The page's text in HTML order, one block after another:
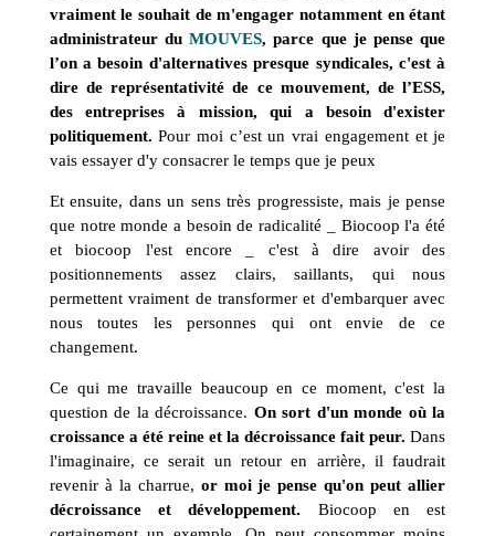
vraiment le souhait de m'engager notamment en étant
administrateur duMOUVES, parce que je pense que
l’on a besoin d'alternatives presque syndicales, c'est à
dire de représentativité de ce mouvement, de l’ESS,
des entreprises à mission, qui a besoin d'exister
politiquement. Pour moi c’est un vrai engagement et je
vais essayer d'y consacrer le temps que je peux
Et ensuite, dans un sens très progressiste, mais je pense
que notre monde a besoin de radicalité _ Biocoop l'a été
et biocoop l'est encore _ c'est à dire avoir des
positionnements assez clairs, saillants, qui nous
permettent vraiment de transformer et d'embarquer avec
nous toutes les personnes qui ont envie de ce
changement.
Ce qui me travaille beaucoup en ce moment, c'est la
question de la décroissance. On sort d'un monde où la
croissance a été reine et la décroissance fait peur. Dans
l'imaginaire, ce serait un retour en arrière, il faudrait
revenir à la charrue, or moi je pense qu'on peut allier
décroissance et développement. Biocoop en est